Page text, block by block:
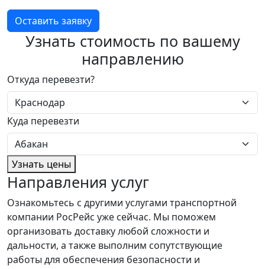
Оставить заявку
Узнать стоимость по вашему
направлению
Откуда перевезти?
Куда перевезти
Узнать цены
Направления услуг
Ознакомьтесь с другими услугами транспортной
компании РосРейс уже сейчас. Мы поможем
организовать доставку любой сложности и
дальности, а также выполним сопутствующие
работы для обеспечения безопасности и